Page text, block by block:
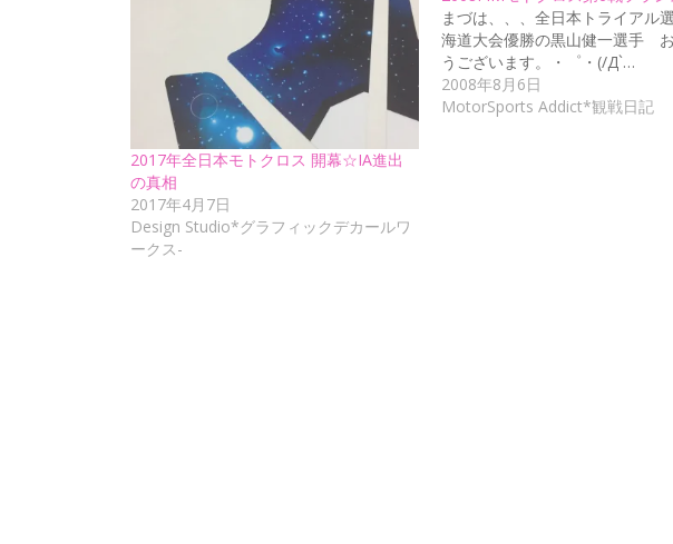
2017年全日本モトクロス 開幕☆IA進出
の真相
2017年4月7日
Design Studio*グラフィックデカールワ
ークス-
まづは、、、全日本トライアル
海道大会優勝の黒山健一選手
うございます。・゜・(/Д`…
2008年8月6日
MotorSports Addict*観戦日記